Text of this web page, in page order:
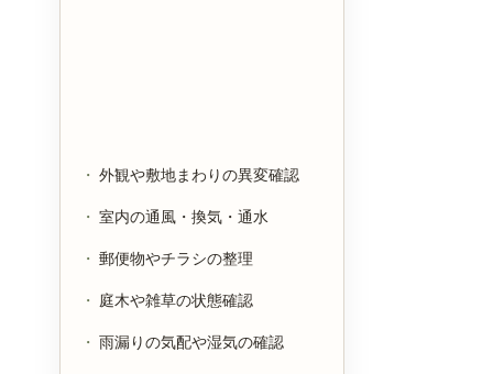
外観や敷地まわりの異変確認
室内の通風・換気・通水
郵便物やチラシの整理
庭木や雑草の状態確認
雨漏りの気配や湿気の確認